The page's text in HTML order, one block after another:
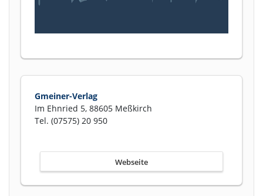
Gmeiner-Verlag
Im Ehnried 5, 88605 Meßkirch
Tel. (07575) 20 950
Webseite